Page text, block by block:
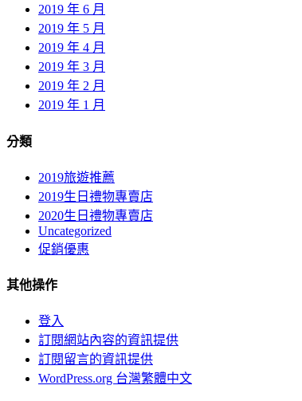
2019 年 6 月
2019 年 5 月
2019 年 4 月
2019 年 3 月
2019 年 2 月
2019 年 1 月
分類
2019旅遊推薦
2019生日禮物專賣店
2020生日禮物專賣店
Uncategorized
促銷優惠
其他操作
登入
訂閱網站內容的資訊提供
訂閱留言的資訊提供
WordPress.org 台灣繁體中文